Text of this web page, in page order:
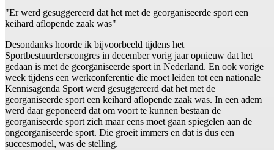
"Er werd gesuggereerd dat het met de georganiseerde sport een
keihard aflopende zaak was"
Desondanks hoorde ik bijvoorbeeld tijdens het
Sportbestuurderscongres in december vorig jaar opnieuw dat het
gedaan is met de georganiseerde sport in Nederland. En ook vorige
week tijdens een werkconferentie die moet leiden tot een nationale
Kennisagenda Sport werd gesuggereerd dat het met de
georganiseerde sport een keihard aflopende zaak was. In een adem
werd daar geponeerd dat om voort te kunnen bestaan de
georganiseerde sport zich maar eens moet gaan spiegelen aan de
ongeorganiseerde sport. Die groeit immers en dat is dus een
succesmodel, was de stelling.